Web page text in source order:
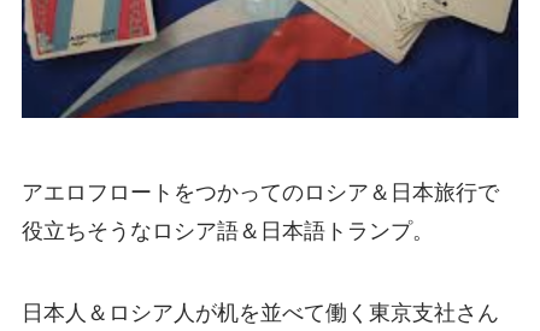
アエロフロートをつかってのロシア＆日本旅行で
役立ちそ うなロシア語＆日本語トランプ。
日本人＆ロシア人が机を並べて働く東京支社さん